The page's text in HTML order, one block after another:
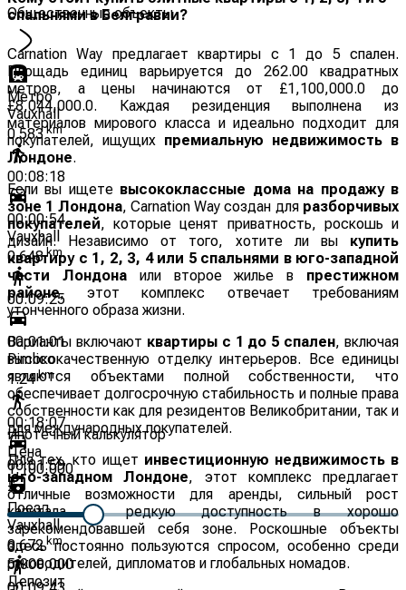
спальнями в Белгравии?
Carnation Way предлагает квартиры с 1 до 5 спален.
Площадь единиц варьируется до 262.00 квадратных
метров, а цены начинаются от £1,100,000.0 до
£8,044,000.0. Каждая резиденция выполнена из
материалов мирового класса и идеально подходит для
покупателей, ищущих премиальную недвижимость в
Лондоне.
Если вы ищете высококлассные дома на продажу в
зоне 1 Лондона, Carnation Way создан для разборчивых
покупателей, которые ценят приватность, роскошь и
дизайн. Независимо от того, хотите ли вы купить
квартиру с 1, 2, 3, 4 или 5 спальнями в юго-западной
части Лондонаили второе жилье в престижном
районе, этот комплекс отвечает требованиям
утонченного образа жизни.
Варианты включают квартиры с 1 до 5 спален, включая
высококачественную отделку интерьеров. Все единицы
являются объектами полной собственности, что
обеспечивает долгосрочную стабильность и полные права
собственности как для резидентов Великобритании, так и
для международных покупателей.
Для тех, кто ищет инвестиционную недвижимость в
юго-западном Лондоне, этот комплекс предлагает
отличные возможности для аренды, сильный рост
капитала и редкую доступность в хорошо
зарекомендовавшей себя зоне. Роскошные объекты
здесь постоянно пользуются спросом, особенно среди
руководителей, дипломатов и глобальных номадов.
Общественные объекты
Метро
Vauxhall
0.583km
00:08:18
00:00:54
Vauxhall
0.648km
00:09:25
00:01:01
Pimlico
1.24km
00:18:07
00:01:59
Поезд
Vauxhall
0.672 km
Ипотечный калькулятор
Цена
1,100,000
£
0
5,000,000
Депозит